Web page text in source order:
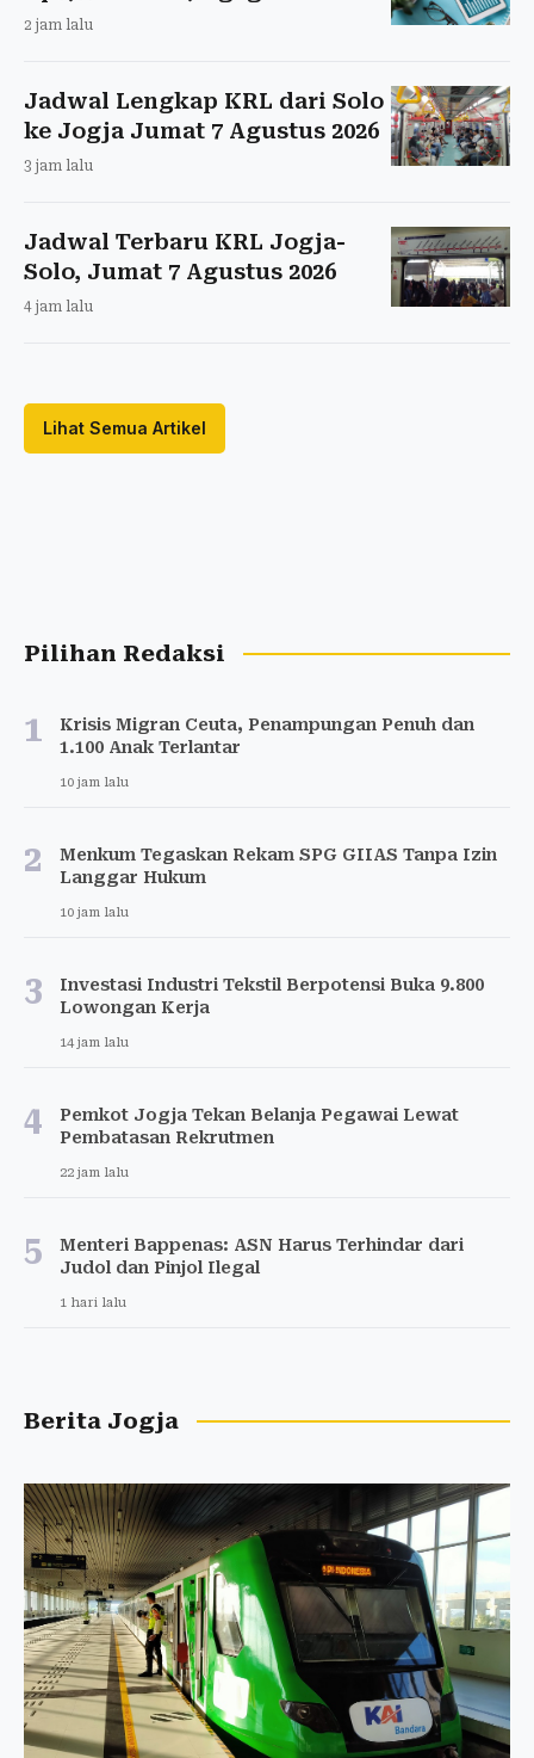
2 jam lalu
Jadwal Lengkap KRL dari Solo
ke Jogja Jumat 7 Agustus 2026
3 jam lalu
Jadwal Terbaru KRL Jogja-
Solo, Jumat 7 Agustus 2026
4 jam lalu
Lihat Semua Artikel
Pilihan Redaksi
1
Krisis Migran Ceuta, Penampungan Penuh dan
1.100 Anak Terlantar
10 jam lalu
2
Menkum Tegaskan Rekam SPG GIIAS Tanpa Izin
Langgar Hukum
10 jam lalu
3
Investasi Industri Tekstil Berpotensi Buka 9.800
Lowongan Kerja
14 jam lalu
4
Pemkot Jogja Tekan Belanja Pegawai Lewat
Pembatasan Rekrutmen
22 jam lalu
5
Menteri Bappenas: ASN Harus Terhindar dari
Judol dan Pinjol Ilegal
1 hari lalu
Berita Jogja